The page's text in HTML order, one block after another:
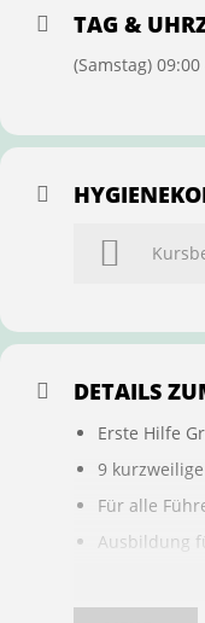
TAG &
(Samstag) 09:00
DETAILS
Erste Hilfe
9
Für alle
Ausbildung